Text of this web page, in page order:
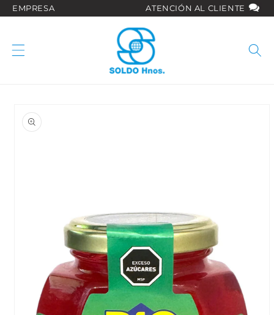
directamente
EMPRESA ATENCIÓN AL CLIENTE
información